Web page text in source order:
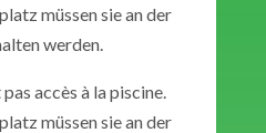
müssen sie an der
werden.
accès à la piscine.
müssen sie an der